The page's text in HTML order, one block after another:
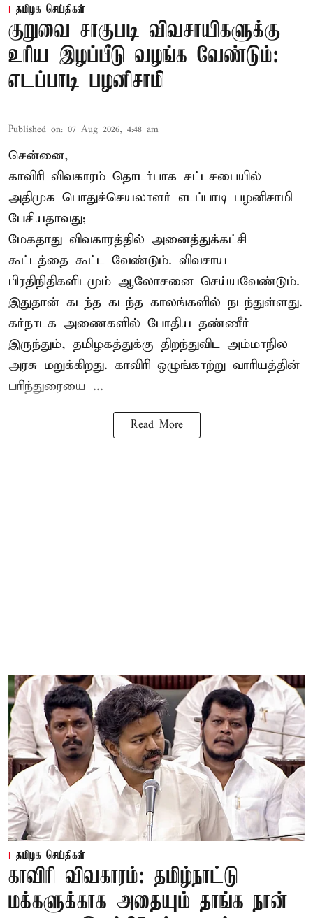
தமிழக செய்திகள்
குறுவை சாகுபடி விவசாயிகளுக்கு
உரிய இழப்பீடு வழங்க வேண்டும்:
எடப்பாடி பழனிசாமி
Published on: 07 Aug 2026, 4:48 am
சென்னை,
காவிரி விவகாரம் தொடர்பாக சட்டசபையில்
அதிமுக பொதுச்செயலாளர் எடப்பாடி பழனிசாமி
பேசியதாவது;
மேகதாது விவகாரத்தில் அனைத்துக்கட்சி
கூட்டத்தை கூட்ட வேண்டும். விவசாய
பிரதிநிதிகளிடமும் ஆலோசனை செய்யவேண்டும்.
இதுதான் கடந்த கடந்த காலங்களில் நடந்துள்ளது.
கர்நாடக அணைகளில் போதிய தண்ணீர்
இருந்தும், தமிழகத்துக்கு திறந்துவிட அம்மாநில
அரசு மறுக்கிறது. காவிரி ஒழுங்காற்று வாரியத்தின்
பரிந்துரையை ...
Read More
தமிழக செய்திகள்
காவிரி விவகாரம்: தமிழ்நாட்டு
மக்களுக்காக அதையும் தாங்க நான்